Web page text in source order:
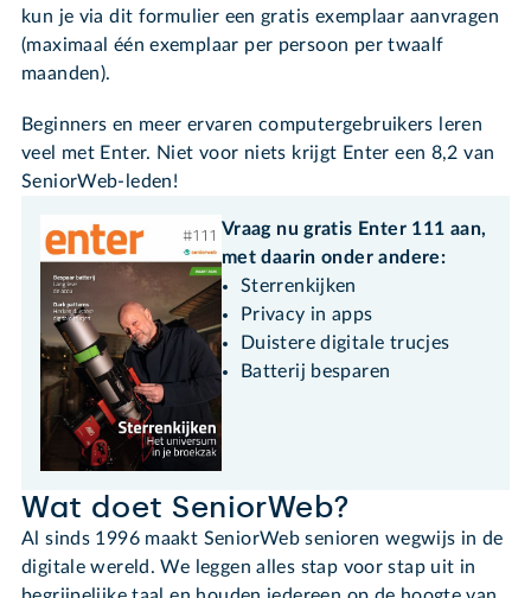
kun je via dit formulier een gratis exemplaar aanvragen
(maximaal één exemplaar per persoon per twaalf
maanden).
Beginners en meer ervaren computergebruikers leren
veel met Enter. Niet voor niets krijgt Enter een 8,2 van
SeniorWeb-leden!
Vraag nu gratis Enter 111 aan,
met daarin onder andere:
Sterrenkijken
Privacy in apps
Duistere digitale trucjes
Batterij besparen
Wat doet SeniorWeb?
Al sinds 1996 maakt SeniorWeb senioren wegwijs in de
digitale wereld. We leggen alles stap voor stap uit in